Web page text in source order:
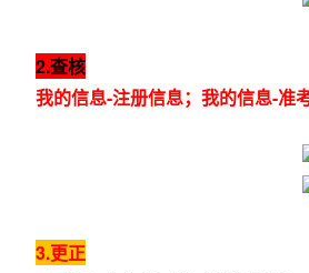
2.查核
我的信息-注册信息；我的信息-准
3.更正